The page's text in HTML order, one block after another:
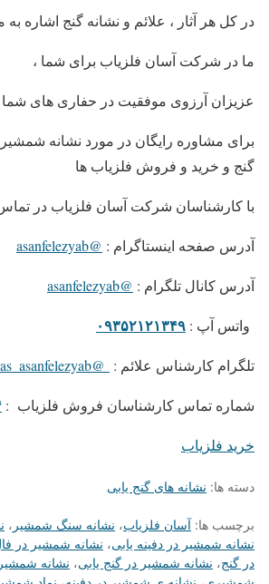
در کل هر آثار ، علائم و نشانه گنج اشاره
ما در شرکت آسان فلزیاب برای شما ،
عزیزان آرزوی موفقیت در حفاری های شما
برای مشاوره رایگان در مورد نشانه شمشیر
گنج و خرید و فروش فلزیاب ها
با کارشناسان شرکت آسان فلزیاب در
آدرس صفحه اینستاگرام :
@asanfelezyab
آدرس کانال تلگرام :
@asanfelezyab
واتس آپ : ۰۹۳۵۲۱۲۱۳۴۹
تلگرام کارشناس علائم :
@karshenas_asanfelezyab
شماره تماس کارشناسان فروش فلزیاب :
خرید فلزیاب
دسته ها: نشانه های گنج یابی
برچسب ها: آسان فلزیاب، نشانه سنگ شمشیر ،
نشانه شمشیر در دفینه یابی، نشانه شمشیر در
در گنج، نشانه شمشیر در گنج یابی، نشانه